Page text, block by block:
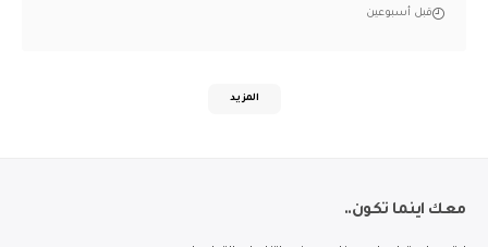
قبل أسبوعين
المزيد
معك اينما تكون..